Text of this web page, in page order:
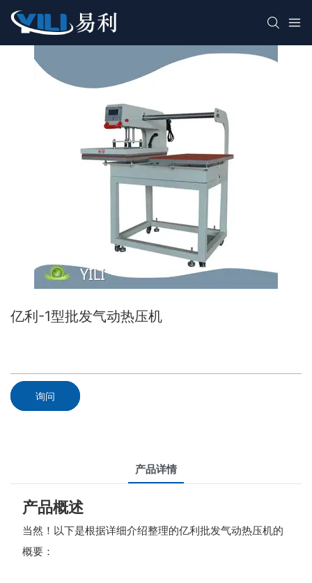
亿利-1型批发气动热压机
询问
产品详情
产品概述
当然！以下是根据详细介绍整理的亿利批发气动热压机的
概要：